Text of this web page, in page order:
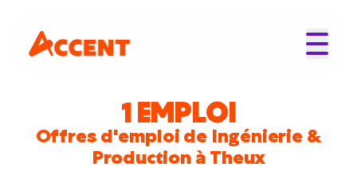
1 EMPLOI
Offres d'emploi de Ingénierie &
Production à Theux